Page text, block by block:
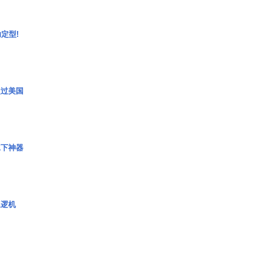
型!
美国
神器
机